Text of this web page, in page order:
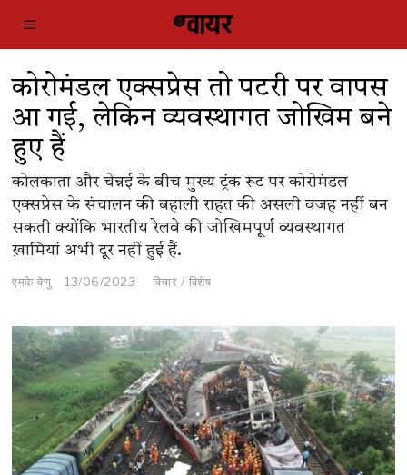
कोरोमंडल एक्सप्रेस तो पटरी पर वापस
आ गई, लेकिन व्यवस्थागत जोखिम बने
हुए हैं
कोलकाता और चेन्नई के बीच मुख्य ट्रंक रूट पर कोरोमंडल
एक्सप्रेस के संचालन की बहाली राहत की असली वजह नहीं बन
सकती क्योंकि भारतीय रेलवे की जोखिमपूर्ण व्यवस्थागत
ख़ामियां अभी दूर नहीं हुई हैं.
एमके वेणु 13/06/2023 विचार / विशेष